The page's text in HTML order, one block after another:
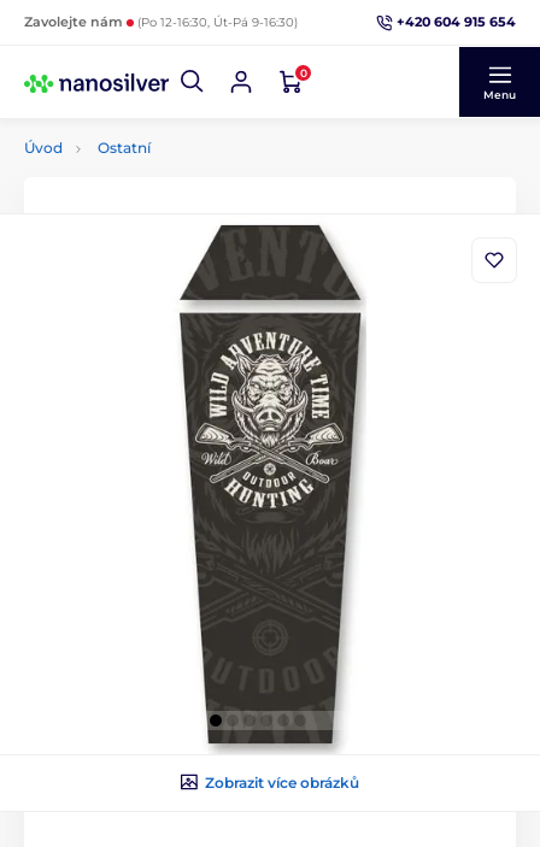
Zavolejte nám (Po 12-16:30, Út-Pá 9-16:30) +420 604 915 654
0
Menu
Úvod Ostatní
Zobrazit více obrázků